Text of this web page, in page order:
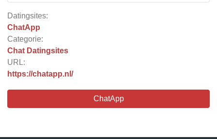
Datingsites:
ChatApp
Categorie:
Chat Datingsites
URL:
https://chatapp.nl/
ChatApp